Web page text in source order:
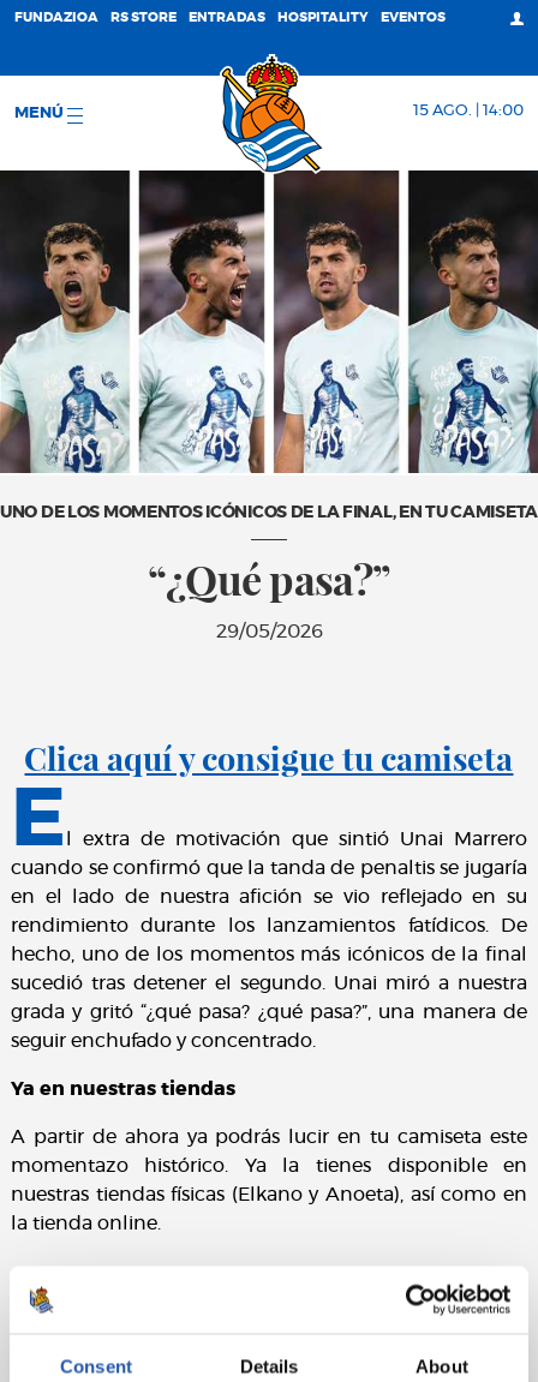
Consent Details About
FUNDAZIOA RS STORE ENTRADAS HOSPITALITY EVENTOS
MENÚ 15 AGO. | 14:00
UNO DE LOS MOMENTOS ICÓNICOS DE LA FINAL, EN TU CAMISETA
“¿Qué pasa?”
29/05/2026
Clica aquí y consigue tu camiseta
E
l extra de motivación que sintió Unai Marrero
cuando se confirmó que la tanda de penaltis se jugaría
en el lado de nuestra afición se vio reflejado en su
rendimiento durante los lanzamientos fatídicos. De
hecho, uno de los momentos más icónicos de la final
sucedió tras detener el segundo. Unai miró a nuestra
grada y gritó “¿qué pasa? ¿qué pasa?”, una manera de
seguir enchufado y concentrado.
Ya en nuestras tiendas
A partir de ahora ya podrás lucir en tu camiseta este
momentazo histórico. Ya la tienes disponible en
nuestras tiendas físicas (Elkano y Anoeta), así como en
la tienda online.